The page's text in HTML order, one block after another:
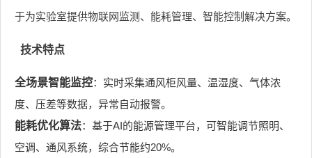
于为实验室提供物联网监测、能耗管理、智能控制解决方案。
技术特点
全场景智能监控：实时采集通风柜风量、温湿度、气体浓
度、压差等数据，异常自动报警。
能耗优化算法：基于AI的能源管理平台，可智能调节照明、
空调、通风系统，综合节能约20%。